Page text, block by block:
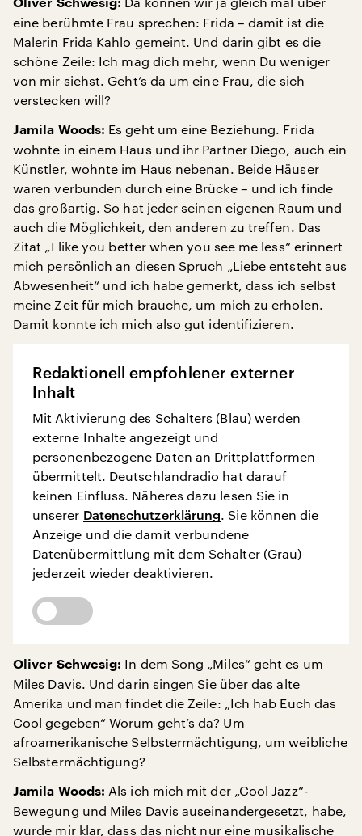
Oliver Schwesig:
eine berühmte Frau sprechen: Frida – damit ist die
Malerin Frida Kahlo gemeint. Und darin gibt es die
schöne Zeile: Ich mag dich mehr, wenn Du weniger
von mir siehst. Geht’s da um eine Frau, die sich
verstecken will?
Jamila Woods: Es geht um eine Beziehung. Frida
wohnte in einem Haus und ihr Partner Diego, auch ein
Künstler, wohnte im Haus nebenan. Beide Häuser
waren verbunden durch eine Brücke – und ich finde
das großartig. So hat jeder seinen eigenen Raum und
auch die Möglichkeit, den anderen zu treffen. Das
Zitat „I like you better when you see me less“ erinnert
mich persönlich an diesen Spruch „Liebe entsteht aus
Abwesenheit“ und ich habe gemerkt, dass ich selbst
meine Zeit für mich brauche, um mich zu erholen.
Damit konnte ich mich also gut identifizieren.
Redaktionell empfohlener externer
Inhalt
Mit Aktivierung des Schalters (Blau) werden
externe Inhalte angezeigt und
personenbezogene Daten an Drittplattformen
übermittelt. Deutschlandradio hat darauf
keinen Einfluss. Näheres dazu lesen Sie in
unserer Datenschutzerklärung. Sie können die
Anzeige und die damit verbundene
Datenübermittlung mit dem Schalter (Grau)
jederzeit wieder deaktivieren.
Oliver Schwesig: In dem Song „Miles“ geht es um
Miles Davis. Und darin singen Sie über das alte
Amerika und man findet die Zeile: „Ich hab Euch das
Cool gegeben“ Worum geht’s da? Um
afroamerikanische Selbstermächtigung, um weibliche
Selbstermächtigung?
Jamila Woods: Als ich mich mit der „Cool Jazz“-
Bewegung und Miles Davis auseinandergesetzt, habe,
wurde mir klar, dass das nicht nur eine musikalische